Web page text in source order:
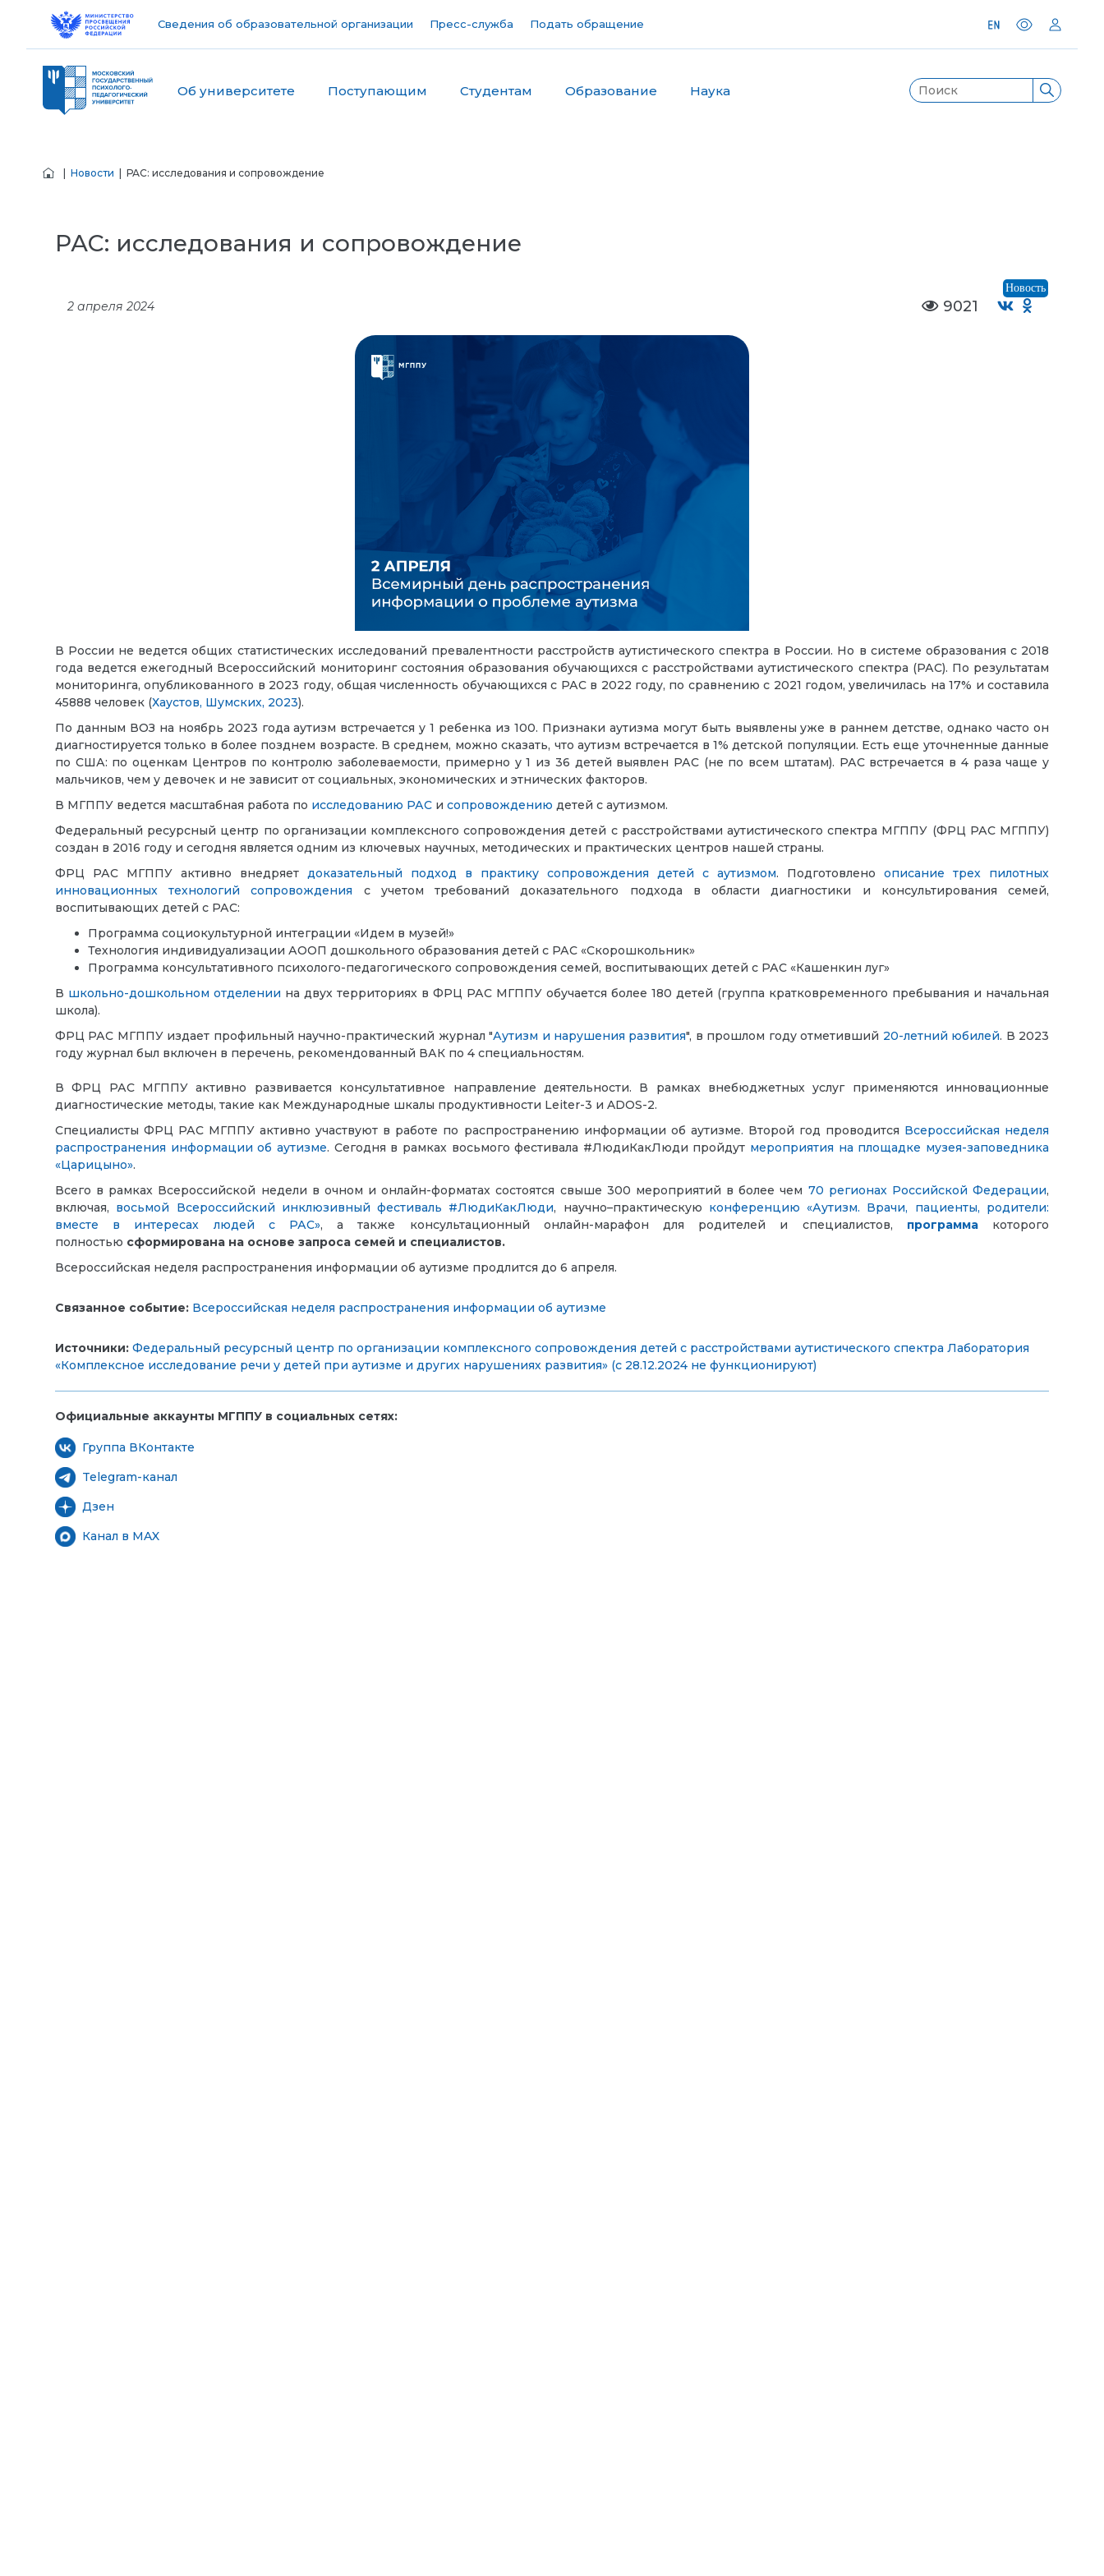
Сведения об образовательной организации Пресс-служба Подать обращение
Об университете Поступающим Студентам Образование Наука
Новости | РАС: исследования и сопровождение
РАС: исследования и сопровождение
Новость
2 апреля 2024 9021
В России не ведется общих статистических исследований превалентности расстройств аутистического спектра в России. Но в системе образования с 2018
года ведется ежегодный Всероссийский мониторинг состояния образования обучающихся с расстройствами аутистического спектра (РАС). По результатам
мониторинга, опубликованного в 2023 году, общая численность обучающихся с РАС в 2022 году, по сравнению с 2021 годом, увеличилась на 17% и составила
45888 человек (Хаустов, Шумских, 2023).
По данным ВОЗ на ноябрь 2023 года аутизм встречается у 1 ребенка из 100. Признаки аутизма могут быть выявлены уже в раннем детстве, однако часто он
диагностируется только в более позднем возрасте. В среднем, можно сказать, что аутизм встречается в 1% детской популяции. Есть еще уточненные данные
по США: по оценкам Центров по контролю заболеваемости, примерно у 1 из 36 детей выявлен РАС (не по всем штатам). РАС встречается в 4 раза чаще у
мальчиков, чем у девочек и не зависит от социальных, экономических и этнических факторов.
В МГППУ ведется масштабная работа по исследованию РАС и сопровождению детей с аутизмом.
Федеральный ресурсный центр по организации комплексного сопровождения детей с расстройствами аутистического спектра МГППУ (ФРЦ РАС МГППУ)
создан в 2016 году и сегодня является одним из ключевых научных, методических и практических центров нашей страны.
ФРЦ РАС МГППУ активно внедряет доказательный подход в практику сопровождения детей с аутизмом. Подготовлено описание трех пилотных
инновационных технологий сопровождения с учетом требований доказательного подхода в области диагностики и консультирования семей,
воспитывающих детей с РАС:
Программа социокультурной интеграции «Идем в музей!»
Технология индивидуализации АООП дошкольного образования детей с РАС «Скорошкольник»
Программа консультативного психолого-педагогического сопровождения семей, воспитывающих детей с РАС «Кашенкин луг»
В школьно-дошкольном отделении на двух территориях в ФРЦ РАС МГППУ обучается более 180 детей (группа кратковременного пребывания и начальная
школа).
ФРЦ РАС МГППУ издает профильный научно-практический журнал "Аутизм и нарушения развития", в прошлом году отметивший 20-летний юбилей. В 2023
году журнал был включен в перечень, рекомендованный ВАК по 4 специальностям.
В ФРЦ РАС МГППУ активно развивается консультативное направление деятельности. В рамках внебюджетных услуг применяются инновационные
диагностические методы, такие как Международные шкалы продуктивности Leiter-3 и ADOS-2.
Специалисты ФРЦ РАС МГППУ активно участвуют в работе по распространению информации об аутизме. Второй год проводится Всероссийская неделя
распространения информации об аутизме. Сегодня в рамках восьмого фестивала #ЛюдиКакЛюди пройдут мероприятия на площадке музея-заповедника
«Царицыно».
Всего в рамках Всероссийской недели в очном и онлайн-форматах состоятся свыше 300 мероприятий в более чем 70 регионах Российской Федерации,
включая, восьмой Всероссийский инклюзивный фестиваль #ЛюдиКакЛюди, научно–практическую конференцию «Аутизм. Врачи, пациенты, родители:
вместе в интересах людей с РАС», а также консультационный онлайн-марафон для родителей и специалистов, программакоторого
полностью сформирована на основе запроса семей и специалистов.
Всероссийская неделя распространения информации об аутизме продлится до 6 апреля.
Связанное событие: Всероссийская неделя распространения информации об аутизме
Источники: Федеральный ресурсный центр по организации комплексного сопровождения детей с расстройствами аутистического спектра Лаборатория
«Комплексное исследование речи у детей при аутизме и других нарушениях развития» (с 28.12.2024 не функционируют)
Официальные аккаунты МГППУ в социальных сетях:
Группа ВКонтакте
Telegram-канал
Дзен
Канал в MAX